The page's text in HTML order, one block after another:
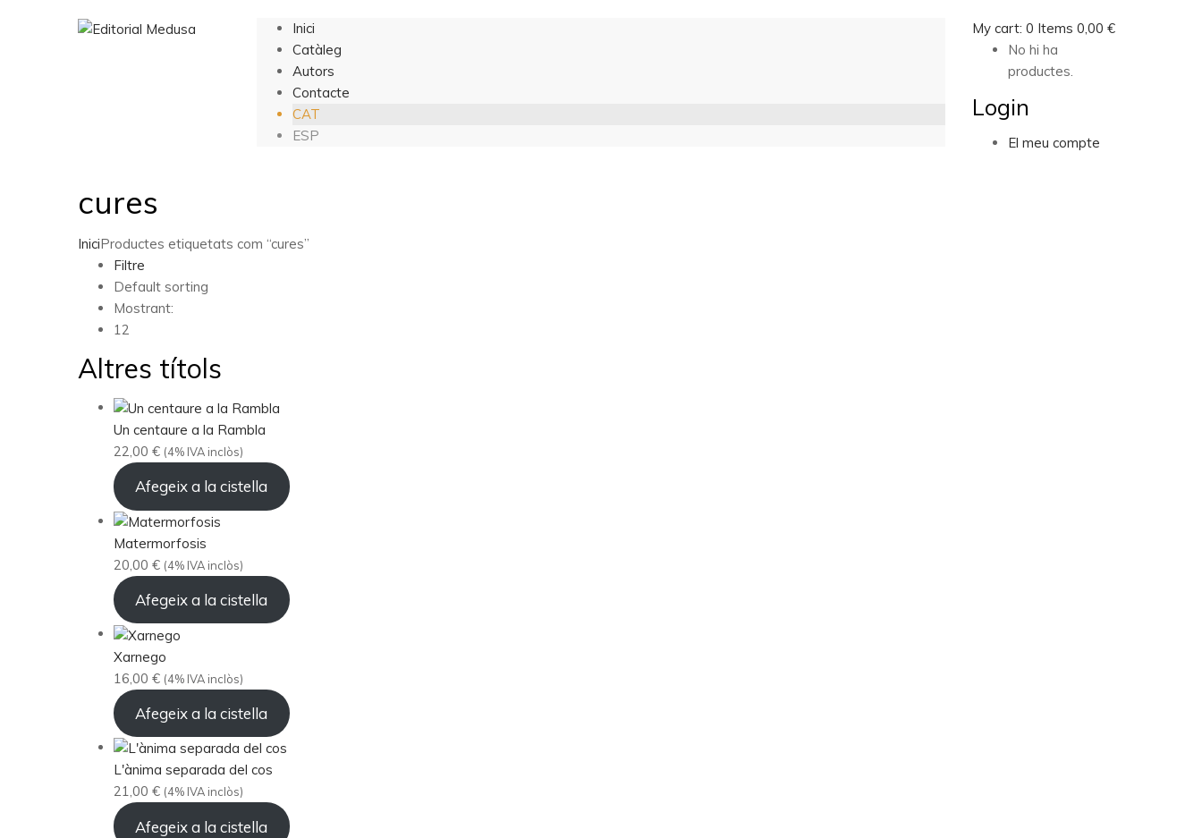
Inici
Catàleg
Autors
Contacte
CAT
ESP
My cart: 0 Items 0,00 €
No hi ha
productes.
Login
El meu compte
cures
IniciProductes etiquetats com “cures”
Filtre
Default sorting
Mostrant:
12
Altres títols
Un centaure a la Rambla
22,00 € (4% IVA inclòs)
Afegeix a la cistella
Matermorfosis
20,00 € (4% IVA inclòs)
Afegeix a la cistella
Xarnego
16,00 € (4% IVA inclòs)
Afegeix a la cistella
L'ànima separada del cos
21,00 € (4% IVA inclòs)
Afegeix a la cistella